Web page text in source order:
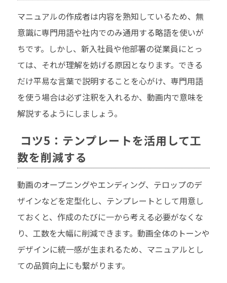
マニュアルの作成者は内容を熟知しているため、無
意識に専門用語や社内でのみ通用する略語を使いが
ちです。しかし、新入社員や他部署の従業員にとっ
ては、それが理解を妨げる原因となります。できる
だけ平易な言葉で説明することを心がけ、専門用語
を使う場合は必ず注釈を入れるか、動画内で意味を
解説するようにしましょう。
コツ5：テンプレートを活用して工
数を削減する
動画のオープニングやエンディング、テロップのデ
ザインなどを定型化し、テンプレートとして用意し
ておくと、作成のたびに一から考える必要がなくな
り、工数を大幅に削減できます。動画全体のトーンや
デザインに統一感が生まれるため、マニュアルとし
ての品質向上にも繋がります。